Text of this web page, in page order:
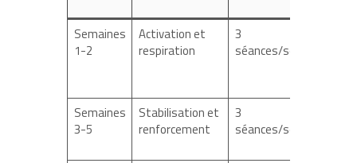
Semaines
1-2
Activation et
respiration
3
séances/semaine
Semaines
3-5
Stabilisation et
renforcement
3
séances/semaine